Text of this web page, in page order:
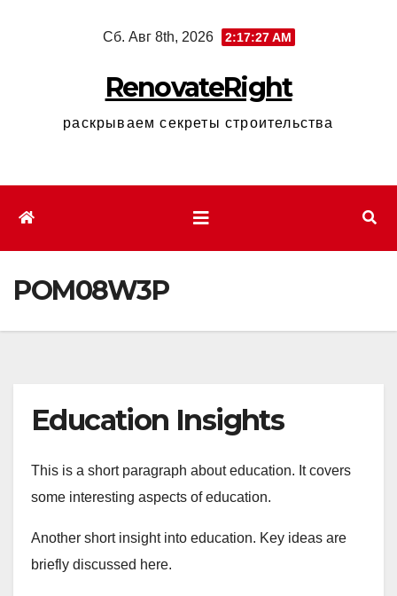
Сб. Авг 8th, 2026 2:17:28 AM
RenovateRight
раскрываем секреты строительства
POM08W3P
Education Insights
This is a short paragraph about education. It covers
some interesting aspects of education.
Another short insight into education. Key ideas are
briefly discussed here.